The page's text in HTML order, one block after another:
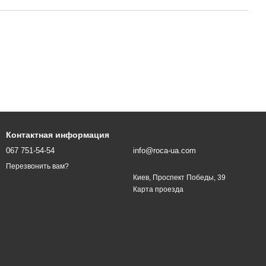
Контактная информация
067 751-54-54
Перезвонить вам?
info@roca-ua.com
Киев, Проспект Победы, 39
Карта проезда